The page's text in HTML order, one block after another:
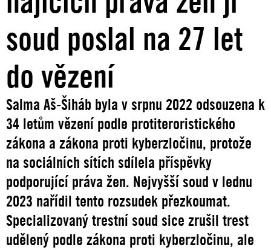
soud poslal na 27 let
do vězení
Salma Aš-Šiháb byla v srpnu 2022 odsouzena k
34 letům vězení podle protiteroristického
zákona a zákona proti kyberzločinu, protože
na sociálních sítích sdílela příspěvky
podporující práva žen. Nejvyšší soud v lednu
2023 nařídil tento rozsudek přezkoumat.
Specializovaný trestní soud sice zrušil trest
udělený podle zákona proti kyberzločinu, ale